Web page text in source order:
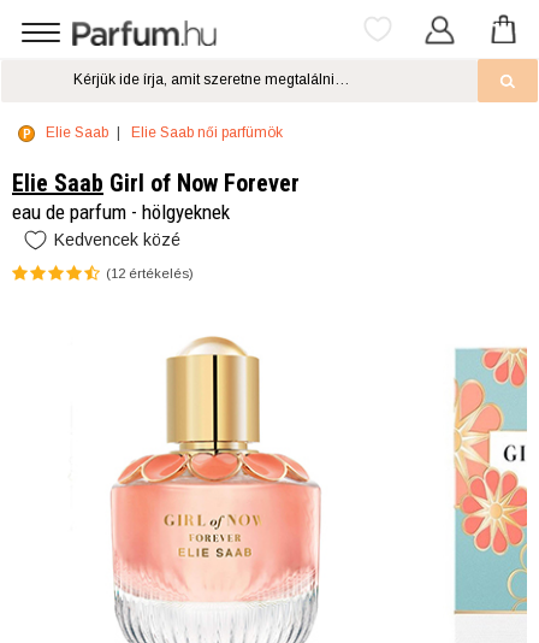
Elie Saab Elie Saab női parfümök
Elie Saab Girl of Now Forever
eau de parfum - hölgyeknek
Kedvencek közé
(12 értékelés)